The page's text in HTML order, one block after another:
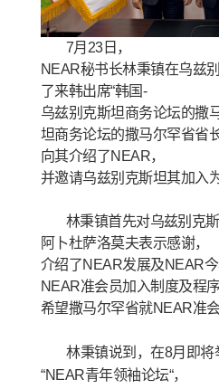
7月23日，
NEAR秘书长林秉镇在乌兹
了来韩出席“韩国-
乌兹别克斯坦商务论坛的撒
坦商务论坛的撒马尔罕省省
向其介绍了NEAR，
并邀请乌兹别克斯坦其加入
林秉镇首先对乌兹别克
阿卜杜萨洛莫夫表示感谢，
介绍了NEAR发展及NEAR今
NEAR准会员加入制度及程序
希望撒马尔罕省就NEAR准
林秉镇说到，在8月即将
“NEAR青年领袖论坛“，